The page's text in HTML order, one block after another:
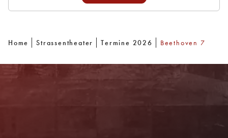
Home Strassentheater Termine 2026 Beethoven 7